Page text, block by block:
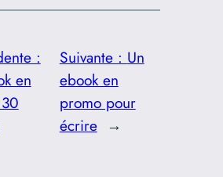
:
en
Suivante : Un
ebook en
promo pour
écrire →